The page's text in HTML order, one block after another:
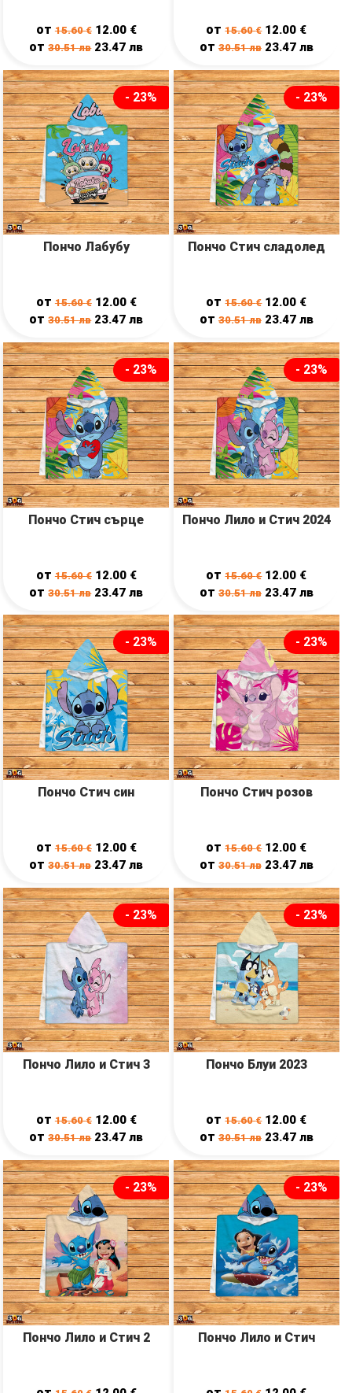
от15.60€ 12.00 €
от30.51лв 23.47лв
от15.60€ 12.00 €
от 30.51лв 23.47 лв
- 23%
Пончо Лабубу
от15.60€ 12.00 €
от30.51лв 23.47лв
- 23%
Пончо Стич сладолед
от15.60€ 12.00 €
от 30.51лв 23.47 лв
- 23%
Пончо Стич сърце
от15.60€ 12.00 €
от30.51лв 23.47лв
- 23%
Пончо Лило и Стич 2024
от15.60€ 12.00 €
от 30.51лв 23.47 лв
- 23%
Пончо Стич син
от15.60€ 12.00 €
от30.51лв 23.47лв
- 23%
Пончо Стич розов
от15.60€ 12.00 €
от 30.51лв 23.47 лв
- 23%
Пончо Лило и Стич 3
от15.60€ 12.00 €
от30.51лв 23.47лв
- 23%
Пончо Блуи 2023
от15.60€ 12.00 €
от 30.51лв 23.47 лв
- 23%
Пончо Лило и Стич 2
- 23%
Пончо Лило и Стич